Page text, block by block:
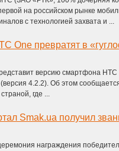
на российском рынке
с технологией захвата и ...
One превратят в
версию смартфона
4.2.2). Об этом
где ...
Smak.ua получил
награждения